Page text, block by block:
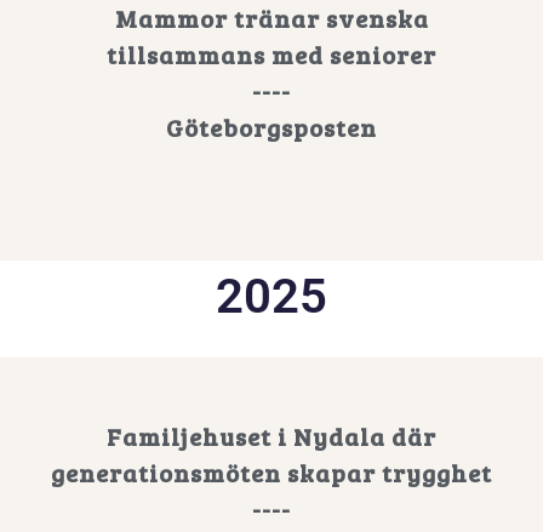
Mammor tränar svenska
tillsammans med seniorer
----
Göteborgsposten
2025
Familjehuset i Nydala där
generationsmöten skapar trygghet
----